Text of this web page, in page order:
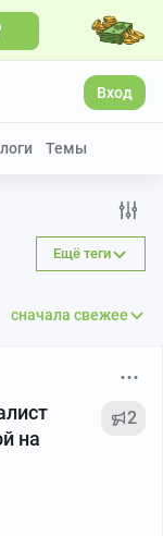
Вход
Темы
Ещё теги
сначала свежее
на
2
Больше видео